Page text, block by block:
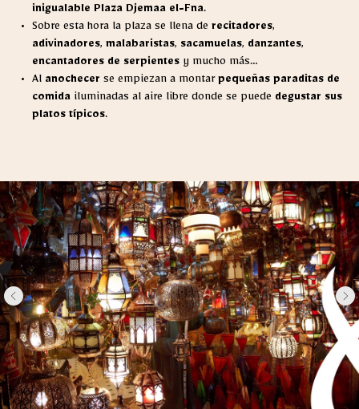
inigualable Plaza Djemaa el-Fna.
Sobre esta hora la plaza se llena de recitadores,
adivinadores, malabaristas, sacamuelas, danzantes,
encantadores de serpientes y mucho más…
Al anochecer se empiezan a montarpequeñas paraditas de
comida iluminadas al aire libre donde se puede degustar sus
platos típicos.